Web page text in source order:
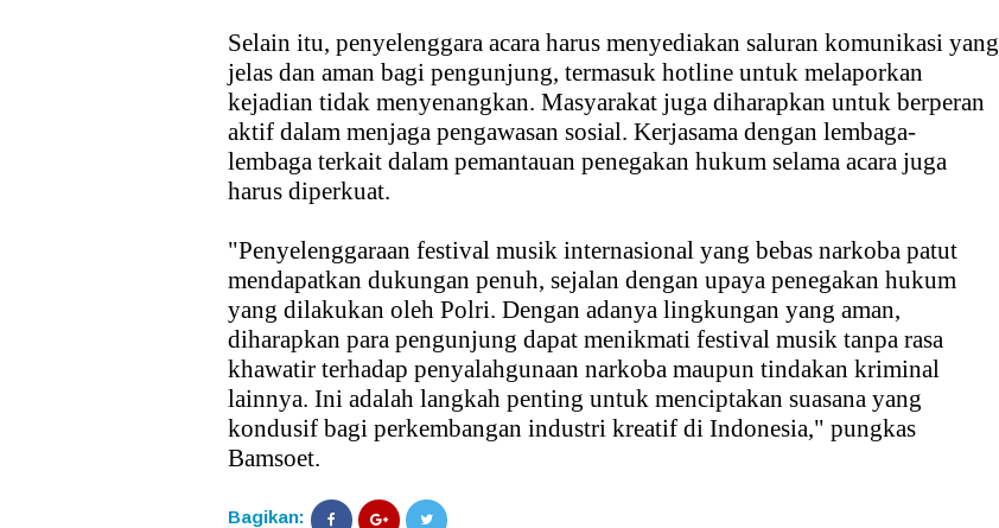
Selain itu, penyelenggara acara harus menyediakan saluran komunikasi yang
jelas dan aman bagi pengunjung, termasuk hotline untuk melaporkan
kejadian tidak menyenangkan. Masyarakat juga diharapkan untuk berperan
aktif dalam menjaga pengawasan sosial. Kerjasama dengan lembaga-
lembaga terkait dalam pemantauan penegakan hukum selama acara juga
harus diperkuat.
"Penyelenggaraan festival musik internasional yang bebas narkoba patut
mendapatkan dukungan penuh, sejalan dengan upaya penegakan hukum
yang dilakukan oleh Polri. Dengan adanya lingkungan yang aman,
diharapkan para pengunjung dapat menikmati festival musik tanpa rasa
khawatir terhadap penyalahgunaan narkoba maupun tindakan kriminal
lainnya. Ini adalah langkah penting untuk menciptakan suasana yang
kondusif bagi perkembangan industri kreatif di Indonesia," pungkas
Bamsoet.
Bagikan: